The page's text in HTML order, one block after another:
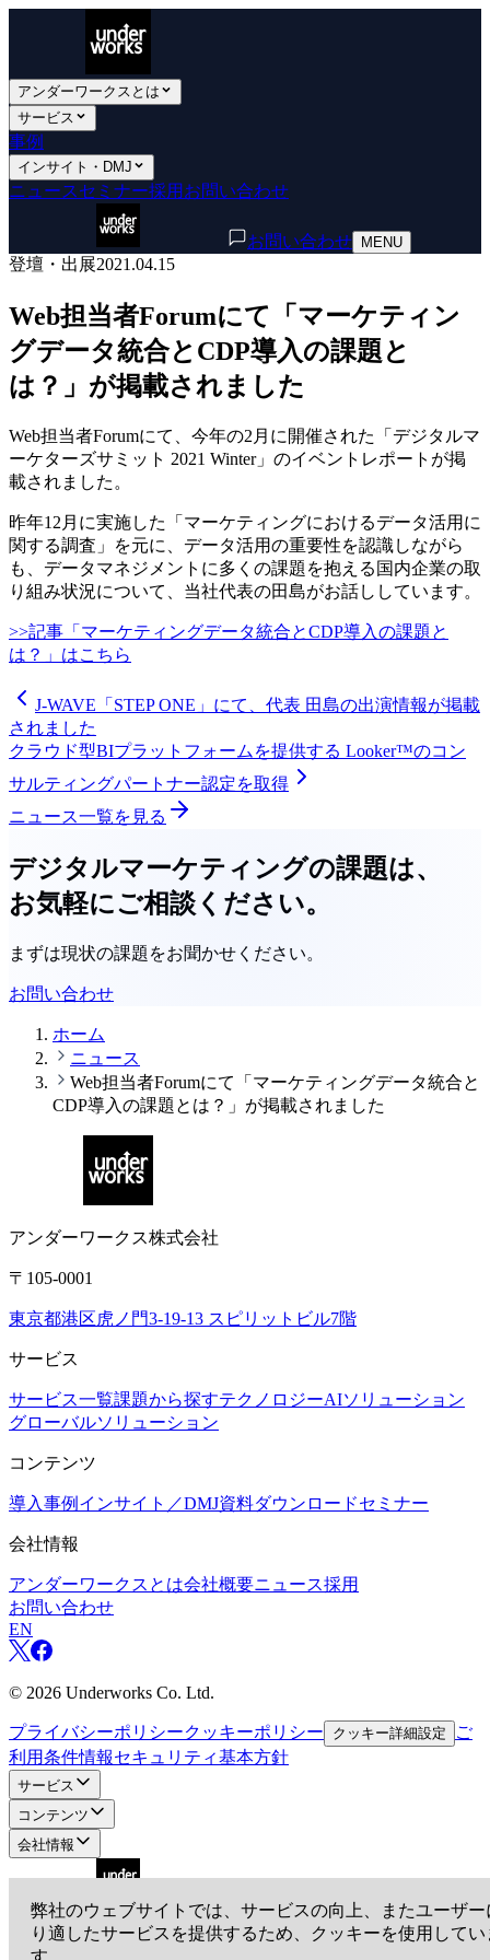
アンダーワークスとは
サービス
事例
インサイト・DMJ
ニュース セミナー採用 お問い合わせ
お問い合わせ MENU
登壇・出展2021.04.15
Web担当者Forumにて「マーケティン
グデータ統合とCDP導入の課題と
は？」が掲載されました
Web担当者Forumにて、今年の2月に開催された「デジタルマ
ーケターズサミット 2021 Winter」のイベントレポートが掲
載されました。
昨年12月に実施した「マーケティングにおけるデータ活用に
関する調査」を元に、データ活用の重要性を認識しながら
も、データマネジメントに多くの課題を抱える国内企業の取
り組み状況について、当社代表の田島がお話ししています。
>>記事「マーケティングデータ統合とCDP導入の課題と
は？」はこちら
J-WAVE「STEP ONE」にて、代表 田島の出演情報が掲載
されました
クラウド型BIプラットフォームを提供する Looker™️のコン
サルティングパートナー認定を取得
ニュース一覧を見る
デジタルマーケティングの課題は、
お気軽にご相談ください。
まずは現状の課題をお聞かせください。
お問い合わせ
ホーム
ニュース
Web担当者Forumにて「マーケティングデータ統合と
CDP導入の課題とは？」が掲載されました
アンダーワークス株式会社
〒105-0001
東京都港区虎ノ門3-19-13 スピリットビル7階
サービス
サービス一覧課題から探すテクノロジーAIソリューション
グローバルソリューション
コンテンツ
導入事例 インサイト／DMJ資料ダウンロードセミナー
会社情報
アンダーワークスとは会社概要ニュース採用
お問い合わせ
EN
© 2026 Underworks Co. Ltd.
プライバシーポリシークッキーポリシー クッキー詳細設定
ご
利用条件情報セキュリティ基本方針
サービス
コンテンツ
会社情報
アンダーワークス株式会社
弊社のウェブサイトでは、サービスの向上、またユーザー
り適したサービスを提供するため、クッキーを使用してい